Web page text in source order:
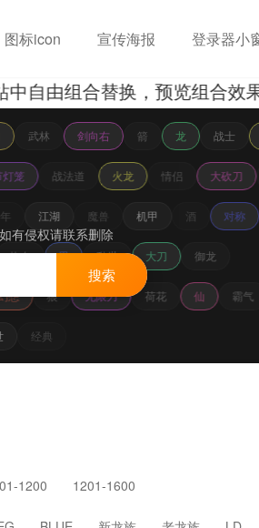
图标icon 宣传海报 登录器小
合替换，预览组合效果，让
武林 剑向右 箭 龙 战士
灯笼 战法道 火龙 情侣 大砍刀
江湖 魔兽 机甲 酒 对称
热血 男 乱世 大刀 御龙
想 狼 无限刀 荷花 仙 霸气
经典
有侵权请联系删除
搜索
1200 1201-1600